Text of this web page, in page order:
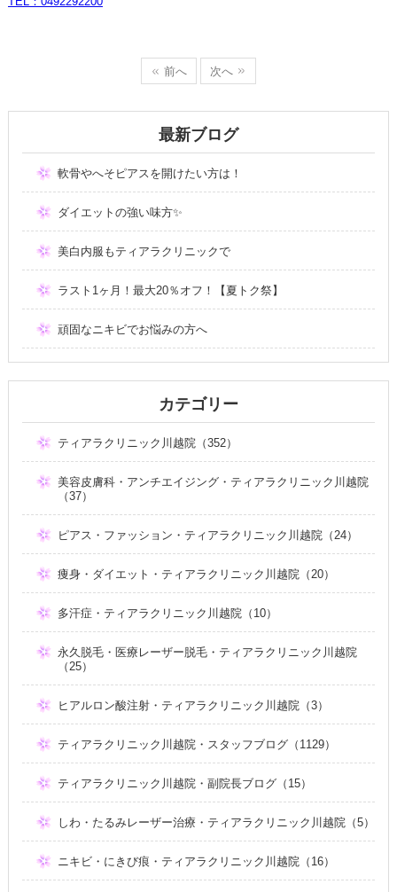
前へ 次へ
最新ブログ
軟骨やへそピアスを開けたい方は！
ダイエットの強い味方✨
美白内服もティアラクリニックで
ラスト1ヶ月！最大20％オフ！【夏トク祭】
頑固なニキビでお悩みの方へ
カテゴリー
ティアラクリニック川越院（352）
美容皮膚科・アンチエイジング・ティアラクリニック川越院
（37）
ピアス・ファッション・ティアラクリニック川越院（24）
痩身・ダイエット・ティアラクリニック川越院（20）
多汗症・ティアラクリニック川越院（10）
永久脱毛・医療レーザー脱毛・ティアラクリニック川越院
（25）
ヒアルロン酸注射・ティアラクリニック川越院（3）
ティアラクリニック川越院・スタッフブログ（1129）
ティアラクリニック川越院・副院長ブログ（15）
しわ・たるみレーザー治療・ティアラクリニック川越院（5）
ニキビ・にきび痕・ティアラクリニック川越院（16）